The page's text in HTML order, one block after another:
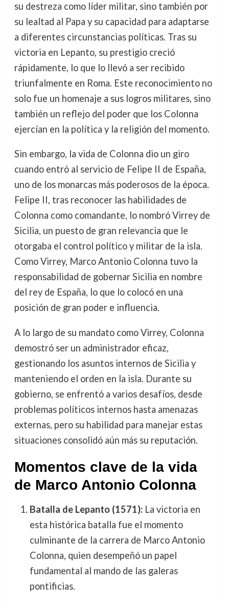
su destreza como líder militar, sino también por
su lealtad al Papa y su capacidad para adaptarse
a diferentes circunstancias políticas. Tras su
victoria en Lepanto, su prestigio creció
rápidamente, lo que lo llevó a ser recibido
triunfalmente en Roma. Este reconocimiento no
solo fue un homenaje a sus logros militares, sino
también un reflejo del poder que los Colonna
ejercían en la política y la religión del momento.
Sin embargo, la vida de Colonna dio un giro
cuando entró al servicio de Felipe II de España,
uno de los monarcas más poderosos de la época.
Felipe II, tras reconocer las habilidades de
Colonna como comandante, lo nombró Virrey de
Sicilia, un puesto de gran relevancia que le
otorgaba el control político y militar de la isla.
Como Virrey, Marco Antonio Colonna tuvo la
responsabilidad de gobernar Sicilia en nombre
del rey de España, lo que lo colocó en una
posición de gran poder e influencia.
A lo largo de su mandato como Virrey, Colonna
demostró ser un administrador eficaz,
gestionando los asuntos internos de Sicilia y
manteniendo el orden en la isla. Durante su
gobierno, se enfrentó a varios desafíos, desde
problemas políticos internos hasta amenazas
externas, pero su habilidad para manejar estas
situaciones consolidó aún más su reputación.
Momentos clave de la vida
de Marco Antonio Colonna
Batalla de Lepanto (1571):La victoria en
esta histórica batalla fue el momento
culminante de la carrera de Marco Antonio
Colonna, quien desempeñó un papel
fundamental al mando de las galeras
pontificias.